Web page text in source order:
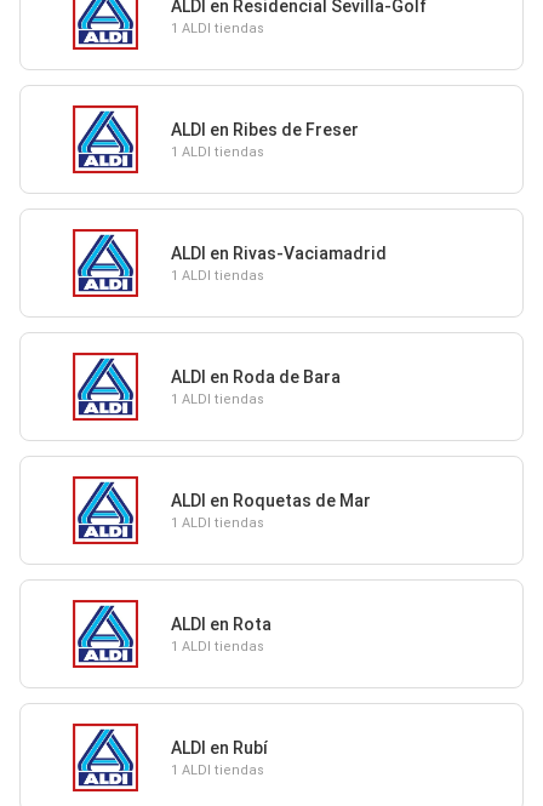
ALDI en Residencial Sevilla-Golf
1 ALDI tiendas
ALDI en Ribes de Freser
1 ALDI tiendas
ALDI en Rivas-Vaciamadrid
1 ALDI tiendas
ALDI en Roda de Bara
1 ALDI tiendas
ALDI en Roquetas de Mar
1 ALDI tiendas
ALDI en Rota
1 ALDI tiendas
ALDI en Rubí
1 ALDI tiendas